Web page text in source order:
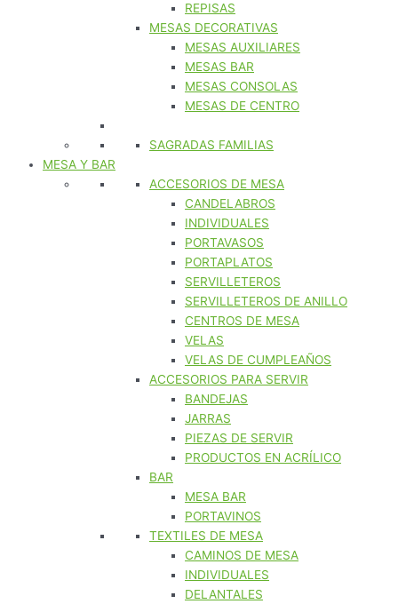
REPISAS
MESAS DECORATIVAS
MESAS AUXILIARES
MESAS BAR
MESAS CONSOLAS
MESAS DE CENTRO
SAGRADAS FAMILIAS
MESA Y BAR
ACCESORIOS DE MESA
CANDELABROS
INDIVIDUALES
PORTAVASOS
PORTAPLATOS
SERVILLETEROS
SERVILLETEROS DE ANILLO
CENTROS DE MESA
VELAS
VELAS DE CUMPLEAÑOS
ACCESORIOS PARA SERVIR
BANDEJAS
JARRAS
PIEZAS DE SERVIR
PRODUCTOS EN ACRÍLICO
BAR
MESA BAR
PORTAVINOS
TEXTILES DE MESA
CAMINOS DE MESA
INDIVIDUALES
DELANTALES